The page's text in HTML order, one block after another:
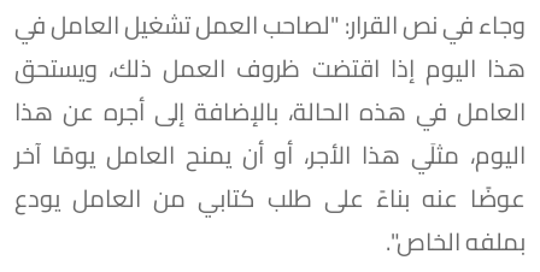
وجاء في نص القرار: "لصاحب العمل تشغيل العامل في
هذا اليوم إذا اقتضت ظروف العمل ذلك، ويستحق
العامل في هذه الحالة، بالإضافة إلى أجره عن هذا
اليوم، مثلَي هذا الأجر، أو أن يمنح العامل يومًا آخر
عوضًا عنه بناءً على طلب كتابي من العامل يودع
بملفه الخاص".